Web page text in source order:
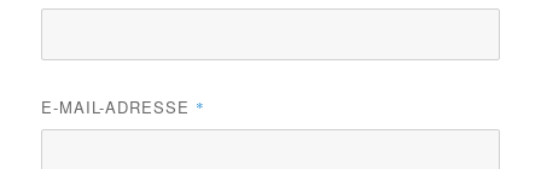
E-MAIL-ADRESSE *